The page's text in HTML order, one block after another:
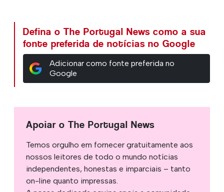
Defina o The Portugal News como a sua
fonte preferida de notícias no Google
Adicionar como fonte preferida no
Google
Apoiar o The Portugal News
Temos orgulho em fornecer gratuitamente aos
nossos leitores de todo o mundo notícias
independentes, honestas e imparciais – tanto
on-line quanto impressas.